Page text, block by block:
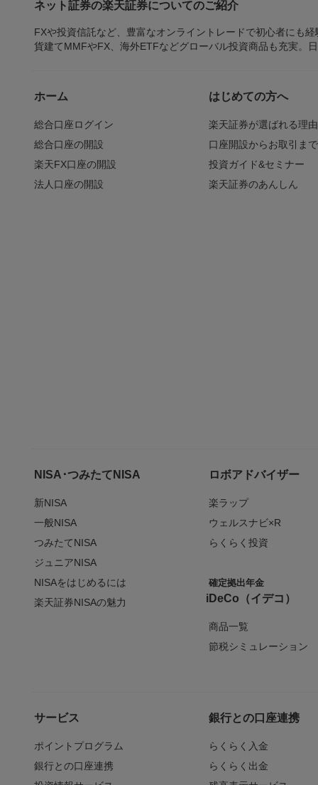
ネット証券の楽天証券についてのご紹介
FXや投資信託など、豊富なオンライントレードで初心者にも
貨建てMMFやFX、海外ETFなどグローバル投資商品も充実。
ホーム
総合口座ログイン
総合口座の開設
楽天FX口座の開設
法人口座の開設
はじめての方へ
楽天証券が選ばれる理由
口座開設からお取引ま
投資ガイド&セミナー
楽天証券のあんしん
NISA･つみたてNISA
新NISA
一般NISA
つみたてNISA
ジュニアNISA
NISAをはじめるには
楽天証券NISAの魅力
ロボアドバイザー
楽ラップ
ウェルスナビ×R
らくらく投資
確定拠出年金
iDeCo（イデコ）
商品一覧
節税シミュレーション
サービス
ポイントプログラム
銀行との口座連携
銀行との口座連携
らくらく入金
らくらく出金